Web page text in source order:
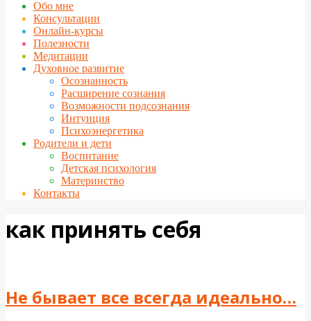
Обо мне
Консультации
Онлайн-курсы
Полезности
Медитации
Духовное развитие
Осознанность
Расширение сознания
Возможности подсознания
Интуиция
Психоэнергетика
Родители и дети
Воспитание
Детская психология
Материнство
Контакты
как принять себя
Не бывает все всегда идеально…